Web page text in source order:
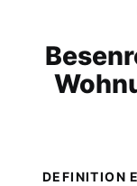
DEFINITION